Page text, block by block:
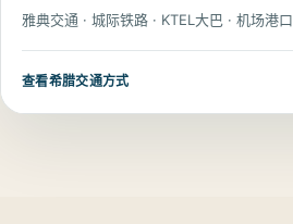
雅典交通 · 城际铁路 · KTEL大巴 · 机场港口
查看希腊交通方式